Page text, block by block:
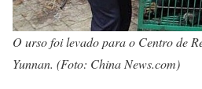
O urso foi levado para o Centro de
Yunnan. (Foto: China News.com)